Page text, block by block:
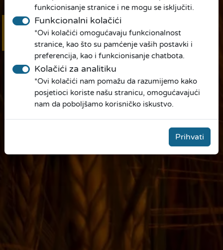
funkcionisanje stranice i ne mogu se isključiti.
Funkcionalni kolačići
*Ovi kolačići omogućavaju funkcionalnost
stranice, kao što su pamćenje vaših postavki i
preferencija, kao i funkcionisanje chatbota.
Kolačići za analitiku
*Ovi kolačići nam pomažu da razumijemo kako
posjetioci koriste našu stranicu, omogućavajući
nam da poboljšamo korisničko iskustvo.
Prihvati